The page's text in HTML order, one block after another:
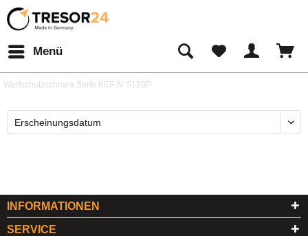
Menü
Wertschutzschrank Serie KEF IV S120P
INFORMATIONEN
SERVICE